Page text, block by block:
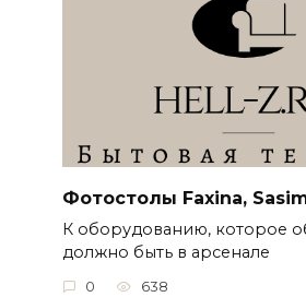
Фотостолы Faxina,
К оборудованию, которое
должно быть в арсенале
0 638